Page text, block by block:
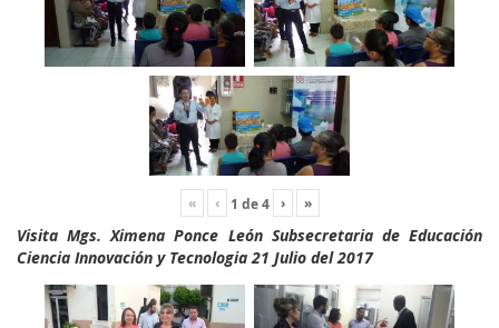
« ‹ 1 de4 › »
Visita Mgs. Ximena Ponce León Subsecretaria de Educación
Ciencia Innovación y Tecnologia 21 Julio del 2017